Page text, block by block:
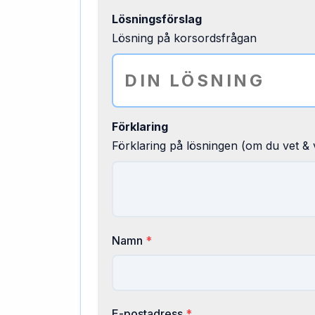
Lösningsförslag
Lösning på korsordsfrågan
Förklaring
Förklaring på lösningen (om du vet &
Namn *